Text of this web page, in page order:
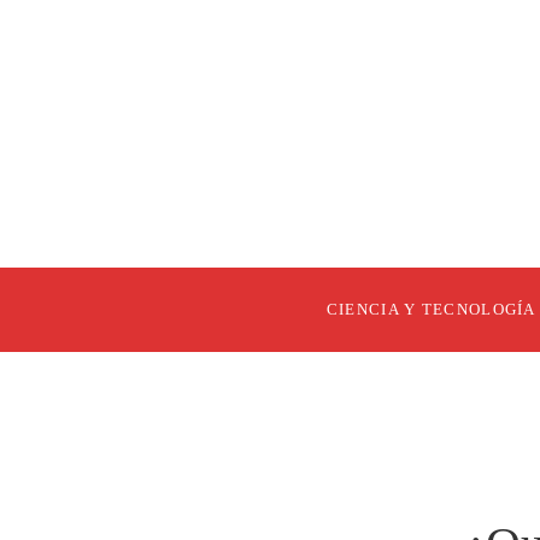
CIENCIA Y TECNOLOGÍA